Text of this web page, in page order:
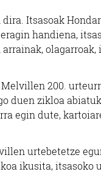
Itsasoak
handiena,
olagarroak,
200.
duen zikloa
egin dute,
urtebetetze
ikusita,